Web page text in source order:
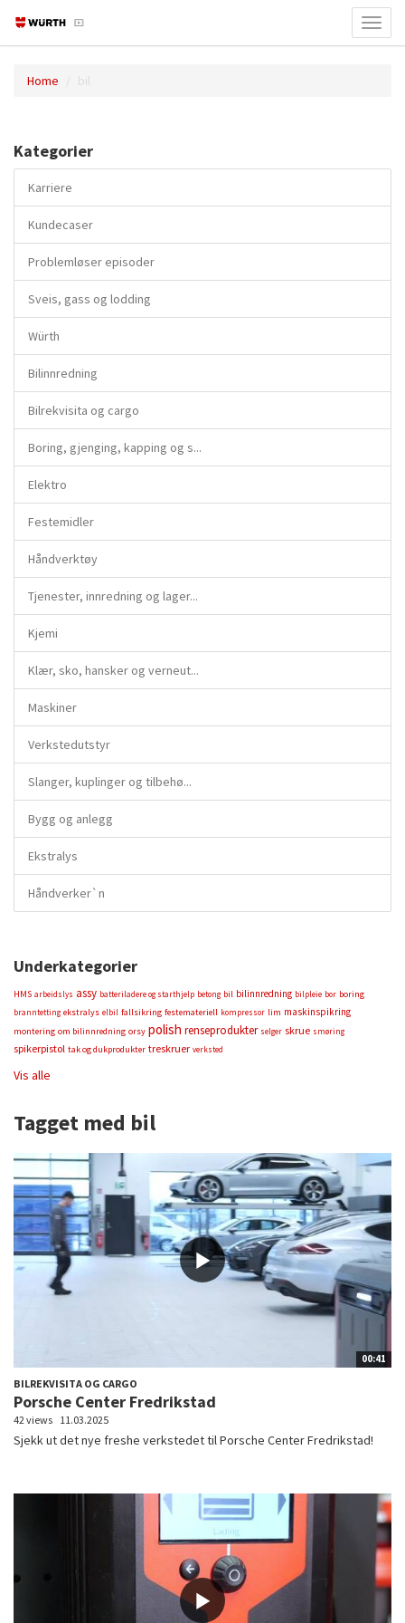
Home bil
Kategorier
Karriere
Kundecaser
Problemløser episoder
Sveis, gass og lodding
Würth
Bilinnredning
Bilrekvisita og cargo
Boring, gjenging, kapping og s...
Elektro
Festemidler
Håndverktøy
Tjenester, innredning og lager...
Kjemi
Klær, sko, hansker og verneut...
Maskiner
Verkstedutstyr
Slanger, kuplinger og tilbehø...
Bygg og anlegg
Ekstralys
Håndverker`n
Underkategorier
HMS arbeidslys assy batteriladere og starthjelp betong bil bilinnredning bilpleie bor boring
branntetting ekstralys elbil fallsikring festemateriell kompressor lim maskinspikring
montering om bilinnredning orsy polish renseprodukter selger skrue smøring
spikerpistol tak og dukprodukter treskruer verksted
Vis alle
Tagget med bil
00:41
BILREKVISITA OG CARGO
Porsche Center Fredrikstad
42 views 11.03.2025
Sjekk ut det nye freshe verkstedet til Porsche Center Fredrikstad!